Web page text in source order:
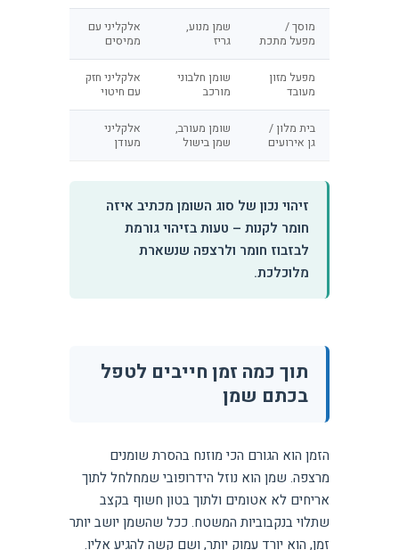
מוסך /
מפעל מתכת
שמן מנוע,
גריז
אלקליני עם
ממיסים
מפעל מזון
מעובד
שומן חלבוני
מורכב
אלקליני חזק
עם חיטוי
בית מלון /
גן אירועים
שומן מעורב,
שמן בישול
אלקליני
מעודן
זיהוי נכון של סוג השומן מכתיב איזה
חומר לקנות – טעות בזיהוי גורמת
לבזבוז חומר ולרצפה שנשארת
מלוכלכת.
תוך כמה זמן חייבים לטפל
בכתם שמן
הזמן הוא הגורם הכי מוזנח בהסרת שומנים
מרצפה. שמן הוא נוזל הידרופובי שמחלחל לתוך
אריחים לא אטומים ולתוך בטון חשוף בקצב
שתלוי בנקבוביות המשטח. ככל שהשמן יושב יותר
זמן, הוא יורד עמוק יותר, ושם קשה להגיע אליו.